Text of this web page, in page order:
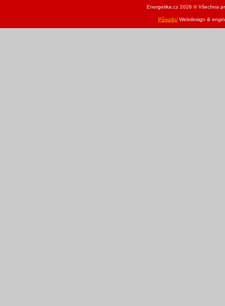
Energetika.cz 2026 © Všechna
PůvodníWebdesign &